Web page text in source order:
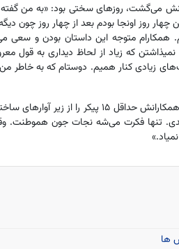
می‌گشت، روزهای سختی بود: «به من گفته
روز اونجا بودم بعد از چهار روز چون
متوجه این داستان بودن و سعی
نمیذاشتن که زیاد از لحاظ دیداری به
زیادی کنار همیم. دوستام که به خاطر من
مختار در همه روزهای جنگ، در عملیات بود؛
بدی. تنها فکرت می‌شه نجات جون
ها